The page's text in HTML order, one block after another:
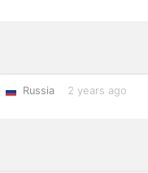
Russia 2 years ago